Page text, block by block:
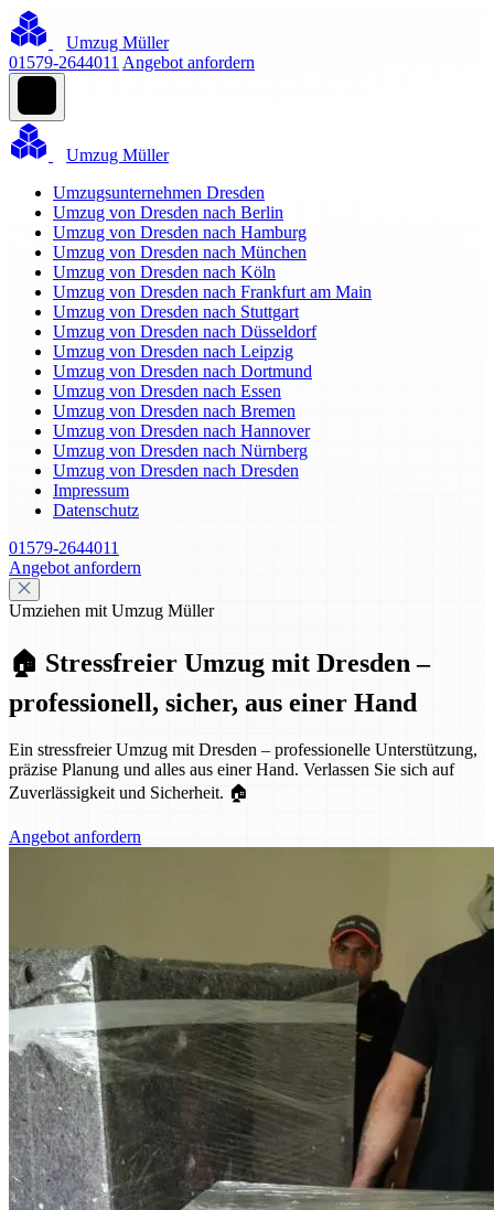
Umzug Müller
01579-2644011 Angebot anfordern
Umzug Müller
Umzugsunternehmen Dresden
Umzug von Dresden nach Berlin
Umzug von Dresden nach Hamburg
Umzug von Dresden nach München
Umzug von Dresden nach Köln
Umzug von Dresden nach Frankfurt am Main
Umzug von Dresden nach Stuttgart
Umzug von Dresden nach Düsseldorf
Umzug von Dresden nach Leipzig
Umzug von Dresden nach Dortmund
Umzug von Dresden nach Essen
Umzug von Dresden nach Bremen
Umzug von Dresden nach Hannover
Umzug von Dresden nach Nürnberg
Umzug von Dresden nach Dresden
Impressum
Datenschutz
01579-2644011
Angebot anfordern
Umziehen mit Umzug Müller
🏠 Stressfreier Umzug mit Dresden –
professionell, sicher, aus einer Hand
Ein stressfreier Umzug mit Dresden – professionelle Unterstützung,
präzise Planung und alles aus einer Hand. Verlassen Sie sich auf
Zuverlässigkeit und Sicherheit. 🏠
Angebot anfordern